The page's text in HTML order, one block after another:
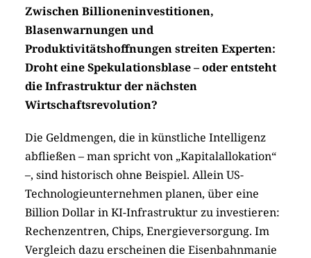
Zwischen Billioneninvestitionen,
Blasenwarnungen und
Produktivitätshoffnungen streiten Experten:
Droht eine Spekulationsblase – oder entsteht
die Infrastruktur der nächsten
Wirtschaftsrevolution?
Die Geldmengen, die in künstliche Intelligenz
abfließen – man spricht von „Kapitalallokation“
–, sind historisch ohne Beispiel. Allein US-
Technologieunternehmen planen, über eine
Billion Dollar in KI-Infrastruktur zu investieren:
Rechenzentren, Chips, Energieversorgung. Im
Vergleich dazu erscheinen die Eisenbahnmanie